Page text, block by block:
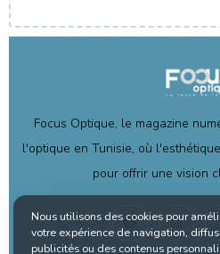
Focus Optique, le magazine
l'optique en Tunisie, où
pour offrir une vision
Nous utilisons des cookies pour
votre expérience de navigation,
publicités ou des contenus